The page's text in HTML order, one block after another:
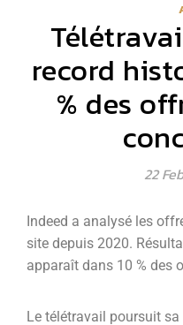
record
% des
22
Indeed a analysé les
site depuis 2020.
apparaît dans 10 % des
Le télétravail poursuit